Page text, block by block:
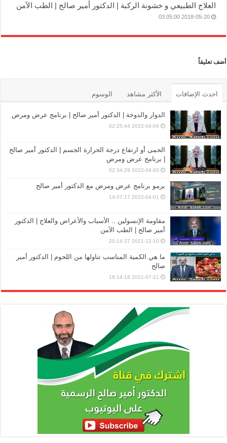
العلاج الطبيعي و خشونة الركبة | الدكتور أمير صالح | الطب الآمن
2018-05-20 03:05:00
أضف تعليقاً
احدث الإضافات الأكثر مشاهد الوسوم
الدوار والدوخة | الدكتور أمير صالح | برنامج عرض ومرض
2022-04-04 02:25:44
الحمى أو ارتفاع درجة الحرارة الجسم | الدكتور أمير صالح
| برنامج عرض ومرض
2022-04-03 02:34:29
برمو برنامج عرض ومرض مع الدكتور أمير صالح
2022-04-01 14:07:17
مقاومة الإنسولين .. الأسباب والأعراض والعلاج | الدكتور
أمير صالح | الطب الآمن
2021-12-10 20:14:37
ما هي الكمية المناسب تناولها من اللحوم | الدكتور أمير
صالح
2021-07-21 16:14:18